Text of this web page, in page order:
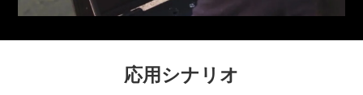
応用シナリオ